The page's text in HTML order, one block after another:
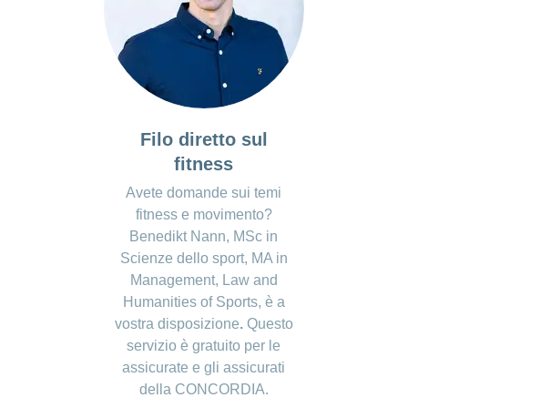
Filo diretto sul
fitness
Avete domande sui temi
fitness e movimento?
Benedikt Nann, MSc in
Scienze dello sport, MA in
Management, Law and
Humanities of Sports, è a
vostra disposizione.Questo
servizio è gratuito per le
assicurate e gli assicurati
della CONCORDIA.